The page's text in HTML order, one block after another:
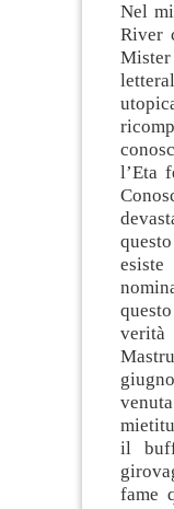
Nel
River
l’Eta
verità
il
fame